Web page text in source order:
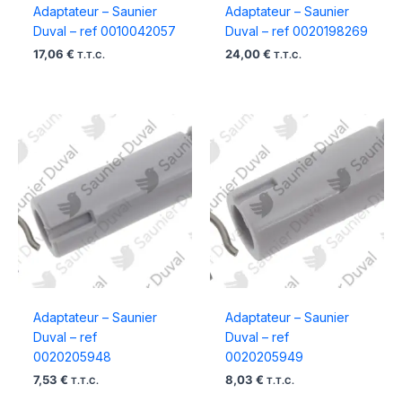
Adaptateur – Saunier
Duval – ref 0010042057
17,06 € T.T.C.
Adaptateur – Saunier
Duval – ref 0020198269
24,00 € T.T.C.
Adaptateur – Saunier
Duval – ref
0020205948
7,53 € T.T.C.
Adaptateur – Saunier
Duval – ref
0020205949
8,03 € T.T.C.